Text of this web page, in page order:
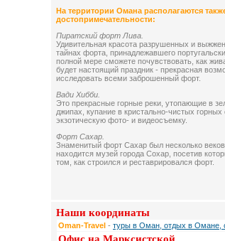
На территории Омана располагаются
достопримечательности:
Пиратский форт Лива.
Удивительная красота разрушенных и
тайнах форта, принадлежавшего
полной мере сможете почувствовать, как
будет настоящий праздник - прекрасная
исследовать всеми заброшенный форт.
Вади Хибби.
Это прекрасные горные реки, утопающие в
джипах, купание в кристально-чистых
экзотическую фото- и видеосъемку.
Форт Сахар.
Знаменитый форт Сахар был несколько
находится музей города Сохар, посетив
том, как строился и реставрировался форт.
Наши координаты
Oman-Travel - туры в Оман, отдых в Омане,